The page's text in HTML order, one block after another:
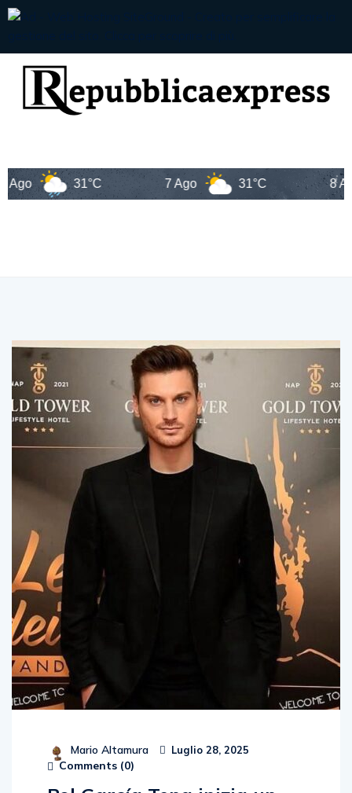
31°C 7 Ago 31°C 8 Ago
Mario Altamura Luglio 28, 2025
Comments (0)